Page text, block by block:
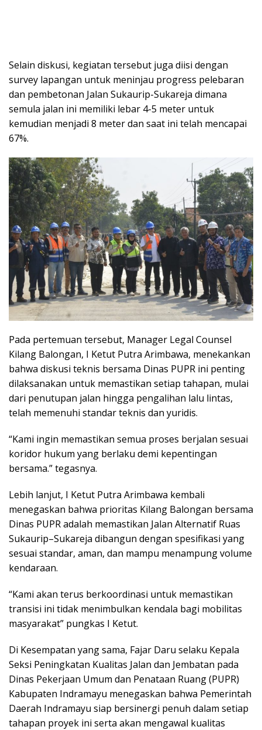
Selain diskusi, kegiatan tersebut juga diisi dengan
survey lapangan untuk meninjau progress pelebaran
dan pembetonan Jalan Sukaurip-Sukareja dimana
semula jalan ini memiliki lebar 4-5 meter untuk
kemudian menjadi 8 meter dan saat ini telah mencapai
67%.
Pada pertemuan tersebut, Manager Legal Counsel
Kilang Balongan, I Ketut Putra Arimbawa, menekankan
bahwa diskusi teknis bersama Dinas PUPR ini penting
dilaksanakan untuk memastikan setiap tahapan, mulai
dari penutupan jalan hingga pengalihan lalu lintas,
telah memenuhi standar teknis dan yuridis.
“Kami ingin memastikan semua proses berjalan sesuai
koridor hukum yang berlaku demi kepentingan
bersama.” tegasnya.
Lebih lanjut, I Ketut Putra Arimbawa kembali
menegaskan bahwa prioritas Kilang Balongan bersama
Dinas PUPR adalah memastikan Jalan Alternatif Ruas
Sukaurip–Sukareja dibangun dengan spesifikasi yang
sesuai standar, aman, dan mampu menampung volume
kendaraan.
“Kami akan terus berkoordinasi untuk memastikan
transisi ini tidak menimbulkan kendala bagi mobilitas
masyarakat” pungkas I Ketut.
Di Kesempatan yang sama, Fajar Daru selaku Kepala
Seksi Peningkatan Kualitas Jalan dan Jembatan pada
Dinas Pekerjaan Umum dan Penataan Ruang (PUPR)
Kabupaten Indramayu menegaskan bahwa Pemerintah
Daerah Indramayu siap bersinergi penuh dalam setiap
tahapan proyek ini serta akan mengawal kualitas